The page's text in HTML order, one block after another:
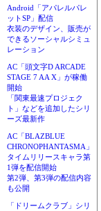
Android「アパレルパレ
ットSP」配信
衣装のデザイン、販売が
できるソーシャルシミュ
レーション
AC「頭文字D ARCADE
STAGE 7 AA X」が稼働
開始
「関東最速プロジェク
ト」などを追加したシリ
ーズ最新作
AC「BLAZBLUE
CHRONOPHANTASMA」
タイムリリースキャラ第
1弾を配信開始
第2弾、第3弾の配信内容
も公開
「ドリームクラブ」シリ